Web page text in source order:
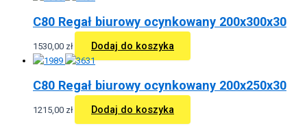
C80 Regał biurowy ocynkowany 200x300x30
1530,00 zł Dodaj do koszyka
C80 Regał biurowy ocynkowany 200x250x30
1215,00 zł Dodaj do koszyka